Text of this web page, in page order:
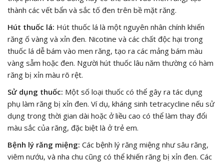
thành các vết bẩn và sắc tố đen trên bề mặt răng.
Hút thuốc lá: Hút thuốc lá là một nguyên nhân chính khiến
răng ố vàng và xỉn đen. Nicotine và các chất độc hại trong
thuốc lá dễ bám vào men răng, tạo ra các mảng bám màu
vàng sẫm hoặc đen. Người hút thuốc lâu năm thường có hàm
răng bị xỉn màu rõ rệt.
Sử dụng thuốc: Một số loại thuốc có thể gây ra tác dụng
phụ làm răng bị xỉn đen. Ví dụ, kháng sinh tetracycline nếu sử
dụng trong thời gian dài hoặc ở liều cao có thể làm thay đổi
màu sắc của răng, đặc biệt là ở trẻ em.
Bệnh lý răng miệng: Các bệnh lý răng miệng như sâu răng,
viêm nướu, và nha chu cũng có thể khiến răng bị xỉn đen. Các